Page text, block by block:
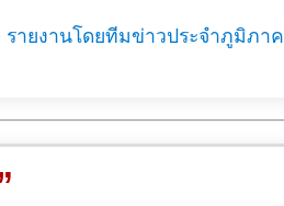
ายงานโดยทีมข่าวประจำภูมิภาค